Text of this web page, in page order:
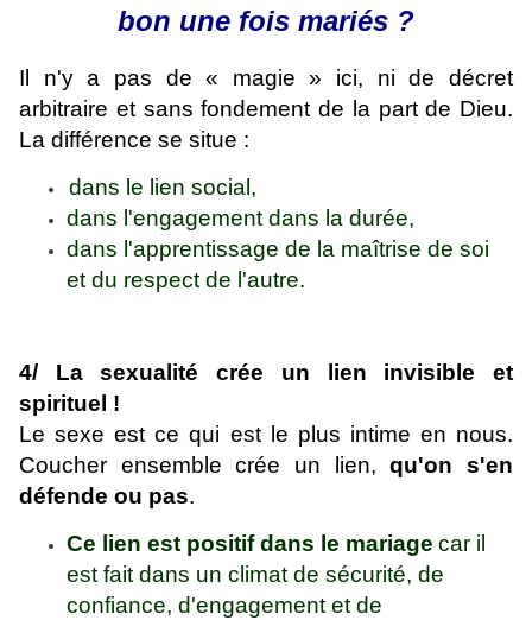
bon une fois mariés ?
Il n'y a pas de « magie » ici, ni de décret
arbitraire et sans fondement de la part de Dieu.
La différence se situe :
dans le lien social,
dans l'engagement dans la durée,
dans l'apprentissage de la maîtrise de soi
et du respect de l'autre.
4/ La sexualité crée un lien invisible et
spirituel !
Le sexe est ce qui est le plus intime en nous.
Coucher ensemble crée un lien,qu'on s'en
défende ou pas.
Ce lien est positif dans le mariage car il
est fait dans un climat de sécurité, de
confiance, d'engagement et de